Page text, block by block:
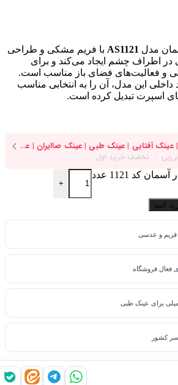
مدل AS1121 با فریم مشکی و طراحی
اطراف چشم ایجاد می‌کند و برای
و فعالیت‌های فضای باز مناسب است.
این مدل، آن را به انتخابی مناسب
اسپرت تبدیل کرده است.
کد 1121 عدد
+
کنید
فریم و عدسی
فعال فروشگاه
برای عینک طبی
کشور
واتساپتلگرامایتا بله